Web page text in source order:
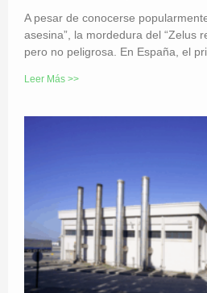
A pesar de conocerse
asesina”, la mordedura del “Zelus
pero no peligrosa. En España, el
Leer Más >>